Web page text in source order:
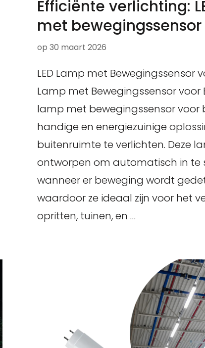
Efficiënte verlichting:
met
op 30 maart 2026
LED Lamp met Bewegingssensor
Lamp met Bewegingssensor voor
lamp met bewegingssensor voor
handige en energiezuinige
buitenruimte te verlichten. Deze
ontworpen om automatisch in te
wanneer er beweging wordt
waardoor ze ideaal zijn voor het
opritten, tuinen, en …